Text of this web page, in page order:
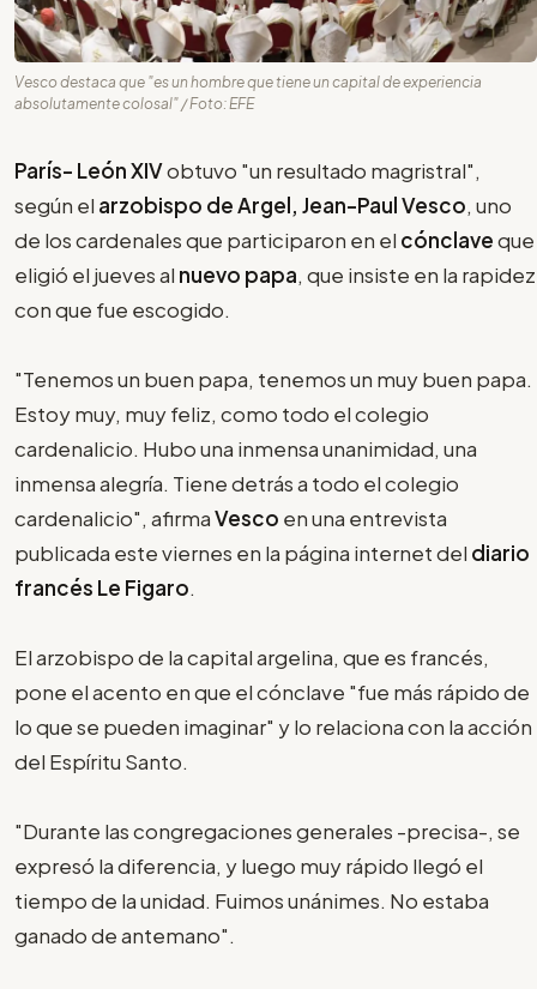
Vesco destaca que "es un hombre que tiene un capital de experiencia
absolutamente colosal" / Foto: EFE
París- León XIVobtuvo "un resultado magristral",
según el arzobispo de Argel, Jean-Paul Vesco, uno
de los cardenales que participaron en el cónclaveque
eligió el jueves al nuevo papa, que insiste en la rapidez
con que fue escogido.
"Tenemos un buen papa, tenemos un muy buen papa.
Estoy muy, muy feliz, como todo el colegio
cardenalicio. Hubo una inmensa unanimidad, una
inmensa alegría. Tiene detrás a todo el colegio
cardenalicio", afirmaVesco en una entrevista
publicada este viernes en la página internet del diario
francés Le Figaro.
El arzobispo de la capital argelina, que es francés,
pone el acento en que el cónclave "fue más rápido de
lo que se pueden imaginar" y lo relaciona con la acción
del Espíritu Santo.
"Durante las congregaciones generales -precisa-, se
expresó la diferencia, y luego muy rápido llegó el
tiempo de la unidad. Fuimos unánimes. No estaba
ganado de antemano".